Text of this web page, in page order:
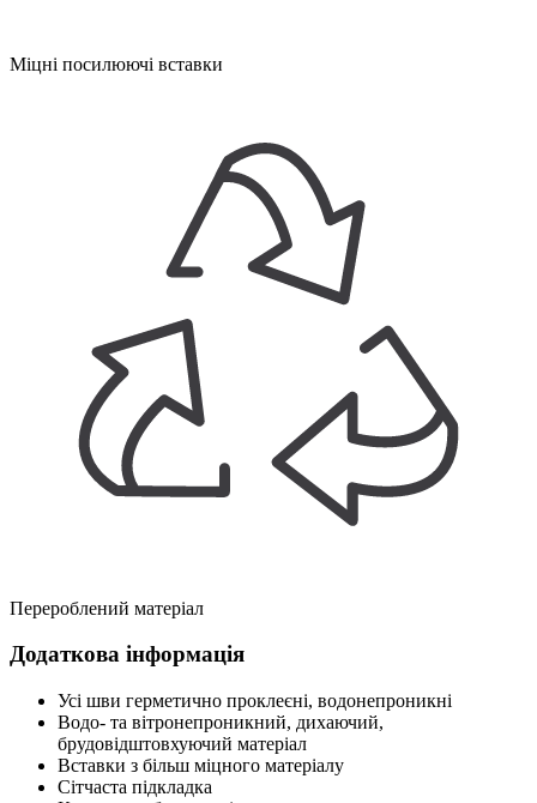
Міцні посилюючі вставки
Перероблений матеріал
Додаткова інформація
Усі шви герметично проклеєні, водонепроникні
Водо- та вітронепроникний, дихаючий,
брудовідштовхуючий матеріал
Вставки з більш міцного матеріалу
Сітчаста підкладка